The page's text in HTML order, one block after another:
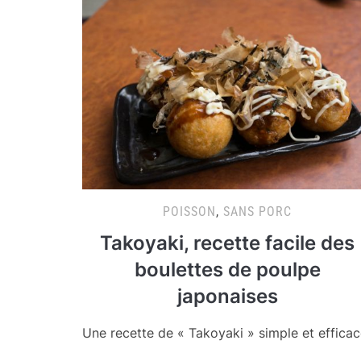
POISSON , SANS PORC
Takoyaki, recette facile des
boulettes de poulpe
japonaises
Une recette de « Takoyaki » simple et